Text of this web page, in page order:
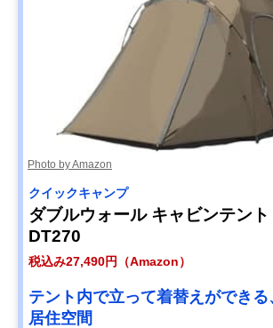
Photo by Amazon
クイックキャンプ
ダブルウォール キャビンテン
DT270
税込み27,490円（Amazon）
テント内で立って着替えができ
居住空間